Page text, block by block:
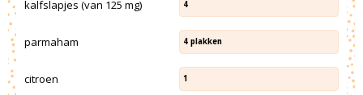
kalfslapjes (van 125 mg) 4
parmaham 4 plakken
citroen 1